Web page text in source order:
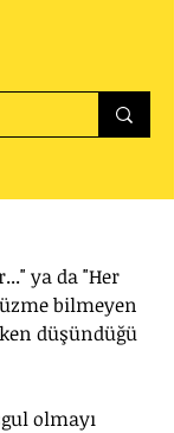
ya da "Her
bilmeyen
düşündüğü
olmayı